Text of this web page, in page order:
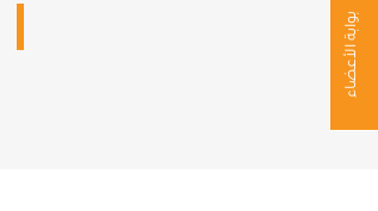
بوابة الأعضاء